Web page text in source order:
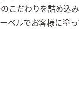
こだわりを詰め込み
ベルでお客様に塗